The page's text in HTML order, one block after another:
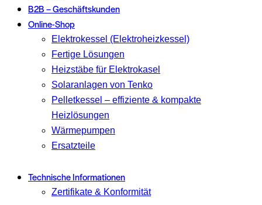
B2B – Geschäftskunden
Online-Shop
Elektrokessel (Elektroheizkessel)
Fertige Lösungen
Heizstäbe für Elektrokasel
Solaranlagen von Tenko
Pelletkessel – effiziente & kompakte
Heizlösungen
Wärmepumpen
Ersatzteile
Technische Informationen
Zertifikate & Konformität